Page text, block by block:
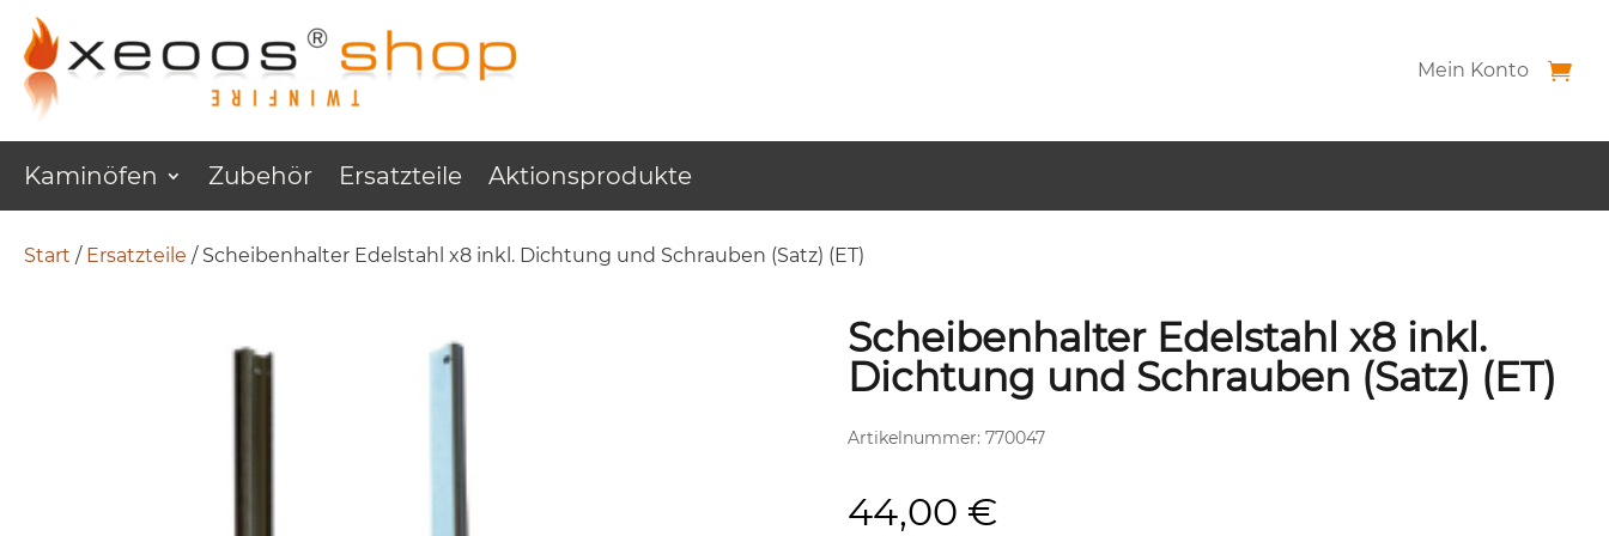
Mein Konto
Kaminöfen Zubehör Ersatzteile Aktionsprodukte
Start / Ersatzteile / Scheibenhalter Edelstahl x8 inkl. Dichtung und Schrauben (Satz) (ET)
Scheibenhalter Edelstahl x8 inkl.
Dichtung und Schrauben (Satz) (ET)
Artikelnummer: 770047
44,00 €